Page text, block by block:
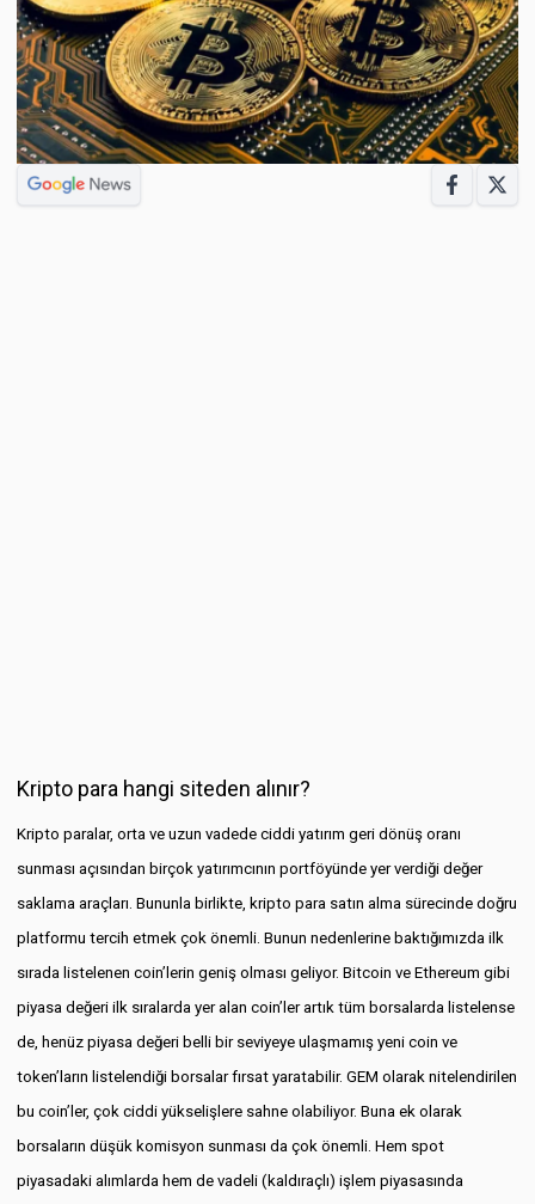
Kripto para hangi siteden alınır?
Kripto paralar, orta ve uzun vadede ciddi yatırım geri dönüş oranı
sunması açısından birçok yatırımcının portföyünde yer verdiği değer
saklama araçları. Bununla birlikte, kripto para satın alma sürecinde doğru
platformu tercih etmek çok önemli. Bunun nedenlerine baktığımızda ilk
sırada listelenen coin’lerin geniş olması geliyor. Bitcoin ve Ethereum gibi
piyasa değeri ilk sıralarda yer alan coin’ler artık tüm borsalarda listelense
de, henüz piyasa değeri belli bir seviyeye ulaşmamış yeni coin ve
token’ların listelendiği borsalar fırsat yaratabilir. GEM olarak nitelendirilen
bu coin’ler, çok ciddi yükselişlere sahne olabiliyor. Buna ek olarak
borsaların düşük komisyon sunması da çok önemli. Hem spot
piyasadaki alımlarda hem de vadeli (kaldıraçlı) işlem piyasasında